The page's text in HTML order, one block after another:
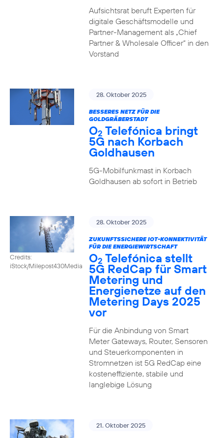
Aufsichtsrat beruft Experten für
digitale Geschäftsmodelle und
Partner-Management als „Chief
Partner & Wholesale Officer“ in den
Vorstand
28. Oktober 2025
BESSERES NETZ FÜR DIE
GOLDGRÄBERSTADT
O2 Telefónica bringt
5G nach Korbach
Goldhausen
5G-Mobilfunkmast in Korbach
Goldhausen ab sofort in Betrieb
Credits:
iStock/Milepost430Media
28. Oktober 2025
ZUKUNFTSSICHERE IOT-KONNEKTIVITÄT
FÜR DIE ENERGIEWIRTSCHAFT
O2 Telefónica stellt
5G RedCap für Smart
Metering und
Energienetze auf den
Metering Days 2025
vor
Für die Anbindung von Smart
Meter Gateways, Router, Sensoren
und Steuerkomponenten in
Stromnetzen ist 5G RedCap eine
kosteneffiziente, stabile und
langlebige Lösung
21. Oktober 2025